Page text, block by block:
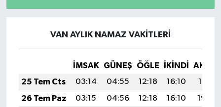
VAN AYLIK NAMAZ VAKITLERI
İMSAK GÜNEŞ ÖĞLE İKINDI
25 Tem Cts
03:14 04:55 12:18 16:10
19:31
26 Tem Paz
03:15 04:56 12:18 16:10
19:30